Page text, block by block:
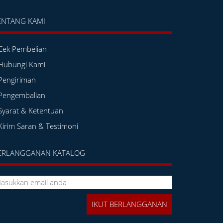
KAMI
Pembelian
Kami
& Ketentuan
Saran & Testimoni
KATALOG